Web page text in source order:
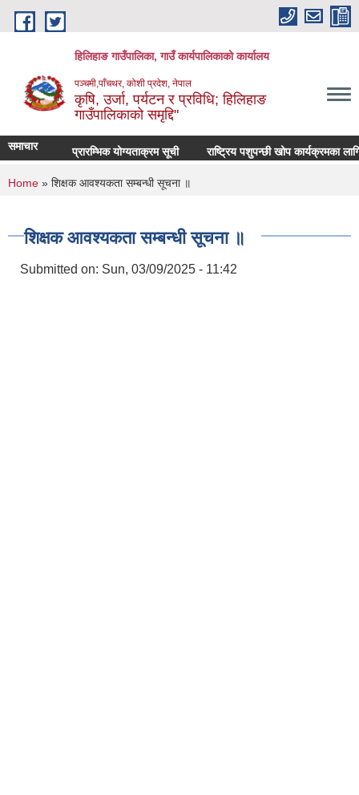
Skip to main content
हिलिहाङ गाउँपालिका, गाउँ कार्यपालिकाको कार्यालय
पञ्चमी,पाँचथर, कोशी प्रदेश, नेपाल
कृषि, उर्जा, पर्यटन र प्रविधि; हिलिहाङ
गाउँपालिकाको समृद्दि"
समाचार प्रारम्भिक योग्यताक्रम सूची राष्ट्रिय पशुपन्छी खोप कार्यक्रमका
You are here
Home » शिक्षक आवश्यकता सम्बन्धी सूचना ॥
शिक्षक आवश्यकता सम्बन्धी सूचना ॥
Submitted on: Sun, 03/09/2025 - 11:42